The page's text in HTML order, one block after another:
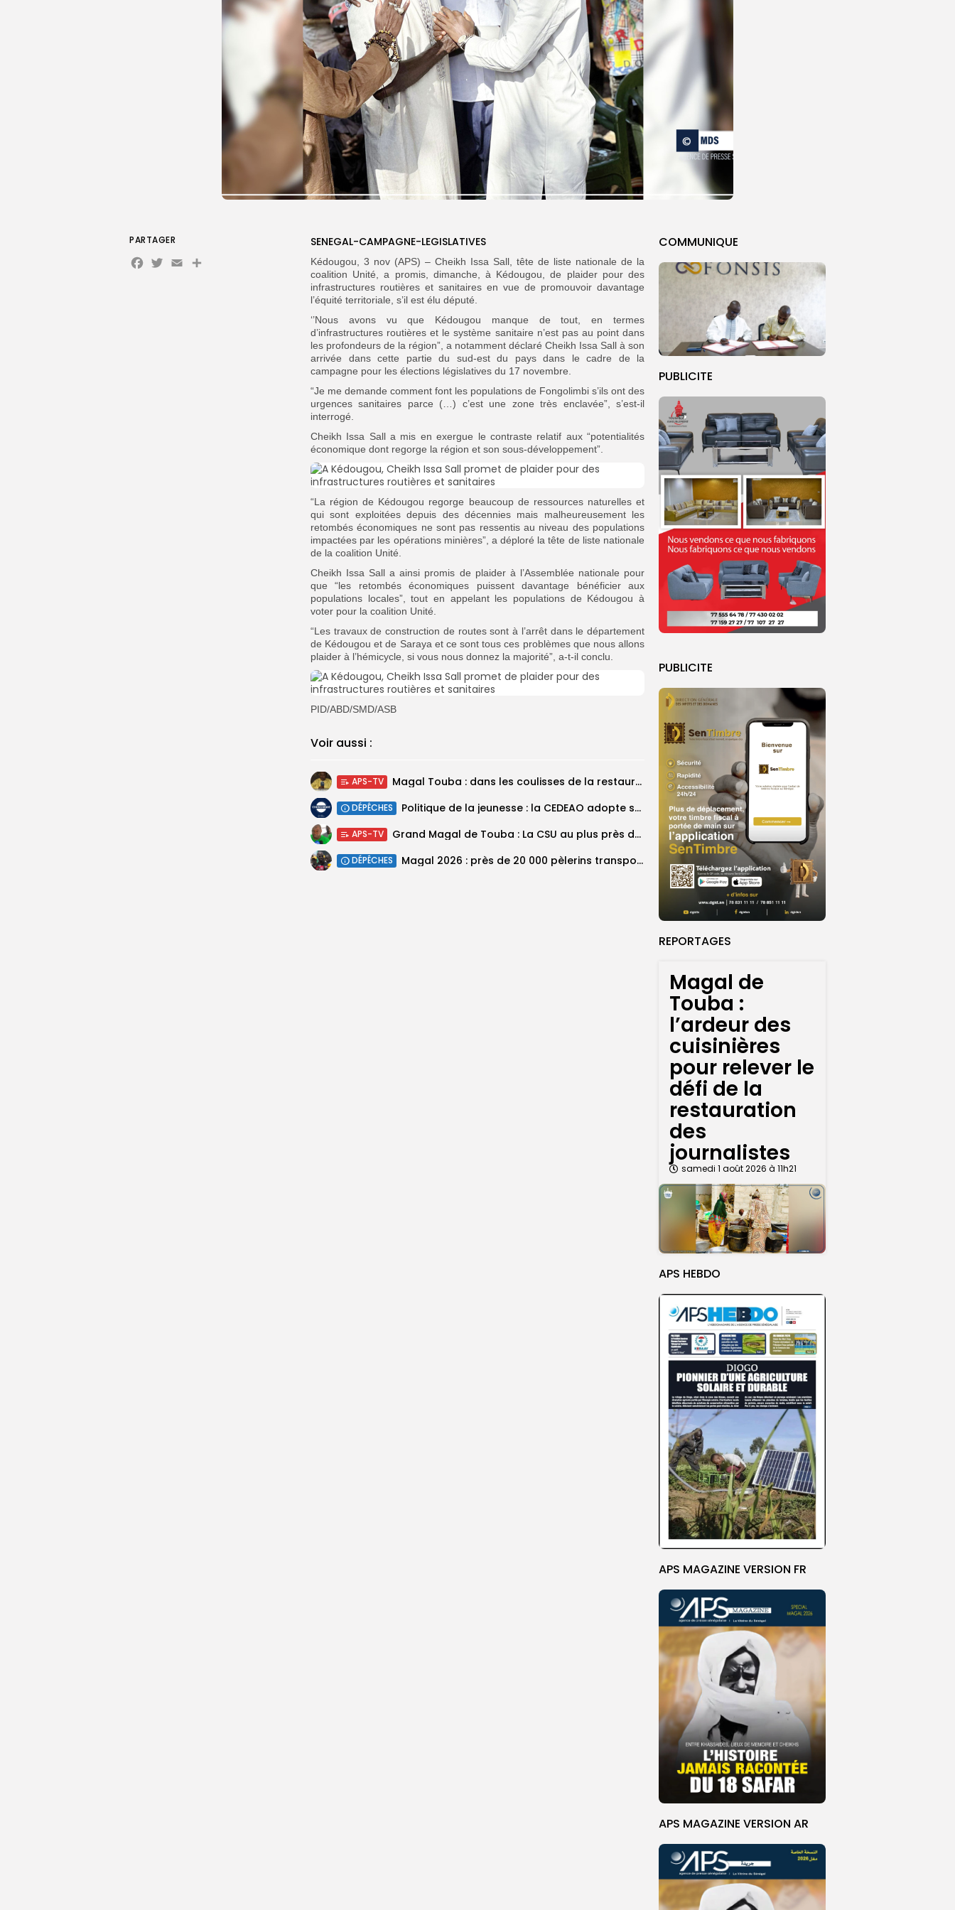
COMMUNIQUE
PUBLICITE
PUBLICITE
REPORTAGES
Magal de
Touba :
l’ardeur des
cuisinières
pour relever le
défi de la
restauration
des
journalistes
samedi 1 août 2026 à 11h21
APS HEBDO
APS MAGAZINE VERSION FR
APS MAGAZINE VERSION AR
SENEGAL-CAMPAGNE-LEGISLATIVES
Kédougou, 3 nov (APS) – Cheikh Issa Sall, tête de liste nationale de la
coalition Unité, a promis, dimanche, à Kédougou, de plaider pour des
infrastructures routières et sanitaires en vue de promouvoir davantage
l’équité territoriale, s’il est élu député.
‘’Nous avons vu que Kédougou manque de tout, en termes
d’infrastructures routières et le système sanitaire n’est pas au point dans
les profondeurs de la région”, a notamment déclaré Cheikh Issa Sall à son
arrivée dans cette partie du sud-est du pays dans le cadre de la
campagne pour les élections législatives du 17 novembre.
“Je me demande comment font les populations de Fongolimbi s’ils ont des
urgences sanitaires parce (…) c’est une zone très enclavée”, s’est-il
interrogé.
Cheikh Issa Sall a mis en exergue le contraste relatif aux “potentialités
économique dont regorge la région et son sous-développement”.
“La région de Kédougou regorge beaucoup de ressources naturelles et
qui sont exploitées depuis des décennies mais malheureusement les
retombés économiques ne sont pas ressentis au niveau des populations
impactées par les opérations minières”, a déploré la tête de liste nationale
de la coalition Unité.
Cheikh Issa Sall a ainsi promis de plaider à l’Assemblée nationale pour
que “les retombés économiques puissent davantage bénéficier aux
populations locales”, tout en appelant les populations de Kédougou à
voter pour la coalition Unité.
“Les travaux de construction de routes sont à l’arrêt dans le département
de Kédougou et de Saraya et ce sont tous ces problèmes que nous allons
plaider à l’hémicycle, si vous nous donnez la majorité”, a-t-il conclu.
PID/ABD/SMD/ASB
Voir aussi :
APS-TV Magal Touba : dans les coulisses de la restauration de la presse...
DÉPÊCHES Politique de la jeunesse : la CEDEAO adopte son plan d’actions stratégiques...
APS-TV Grand Magal de Touba : La CSU au plus près des pèlerins
DÉPÊCHES Magal 2026 : près de 20 000 pèlerins transportés vers Touba en...
PARTAGER
Facebook
Twitter
EmailPartager